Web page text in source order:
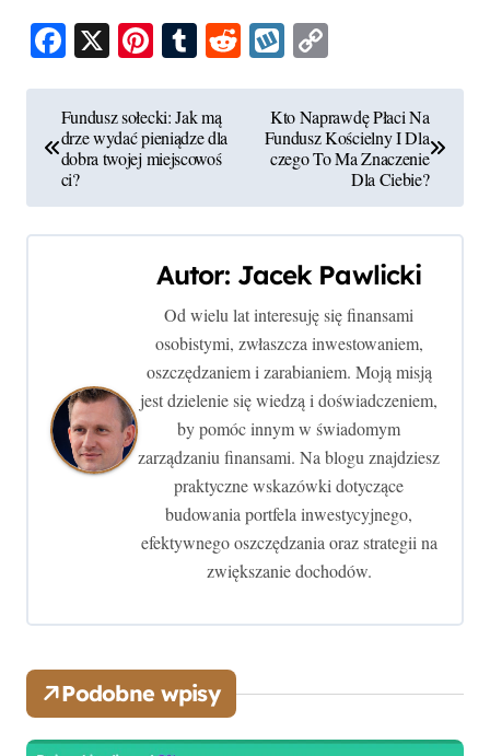
Facebook
X Pinterest
Tumblr
RedditWykop
a
w
i
u
Fundusz sołecki: Jak mą
drze wydać pieniądze dla
dobra twojej miejscowoś
ci?
Kto Naprawdę Płaci Na
Fundusz Kościelny I Dla
czego To Ma Znaczenie
Dla Ciebie?
Autor: Jacek Pawlicki
Od wielu lat interesuję się finansami
osobistymi, zwłaszcza inwestowaniem,
oszczędzaniem i zarabianiem. Moją misją
jest dzielenie się wiedzą i doświadczeniem,
by pomóc innym w świadomym
zarządzaniu finansami. Na blogu znajdziesz
praktyczne wskazówki dotyczące
budowania portfela inwestycyjnego,
efektywnego oszczędzania oraz strategii na
zwiększanie dochodów.
Podobne wpisy